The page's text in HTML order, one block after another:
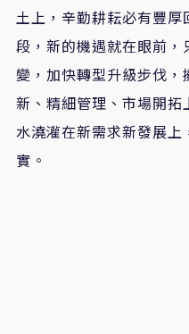
土上，辛勤耕耘必有豐
段，新的機遇就在眼前
變，加快轉型升級步伐
新、精細管理、市場開
水澆灌在新需求新發展
實。